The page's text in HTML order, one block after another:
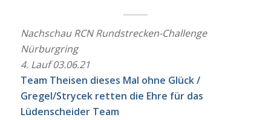
Nachschau RCN Rundstrecken-Challenge
Nürburgring
4. Lauf 03.06.21
Team Theisen dieses Mal ohne Glück /
Gregel/Strycek retten die Ehre für das
Lüdenscheider Team